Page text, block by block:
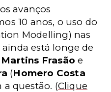
avanços
10 anos, o uso do
Modelling) nas
está longe de
Frasão e
(Homero Costa
a questão. (Clique